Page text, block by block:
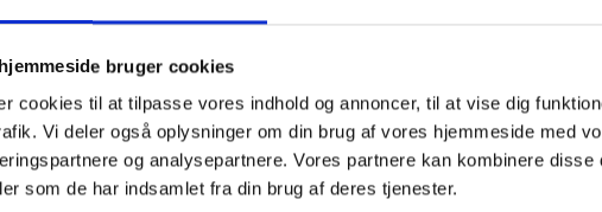
bruger cookies
cookies til at tilpasse vores indhold og annoncer, til at vise dig
Vi deler også oplysninger om din brug af vores hjemmeside med
og analysepartnere. Vores partnere kan kombinere
som de har indsamlet fra din brug af deres tjenester.